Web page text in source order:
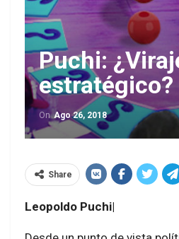
Puchi:
estratégico?
OnAgo 26, 2018
Share
Leopoldo Puchi|